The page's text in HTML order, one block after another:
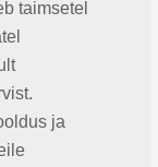
taimsetel
ja